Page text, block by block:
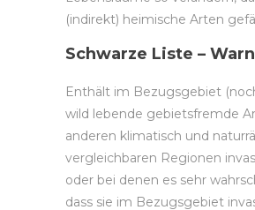
(indirekt) heimische Arten
Schwarze Liste –
Enthält im Bezugsgebiet
wild lebende gebietsfremde
anderen klimatisch und
vergleichbaren Regionen
oder bei denen es sehr
dass sie im Bezugsgebiet